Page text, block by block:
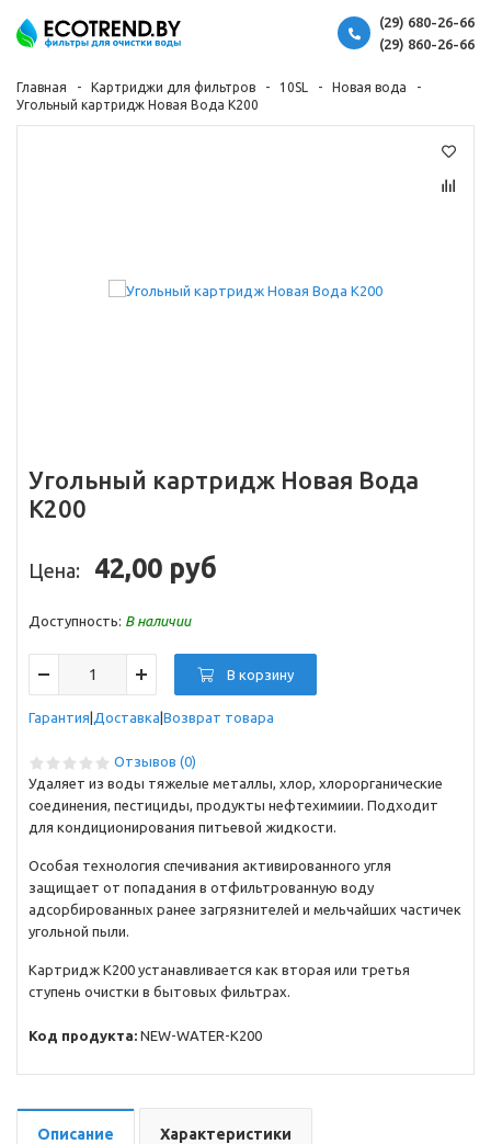
(29) 680-26-66
(29) 860-26-66
Главная Картриджи для фильтров 10SL
Новая вода
Угольный картридж Новая Вода К200
Угольный картридж Новая Вода
К200
Цена: 42,00 руб
Доступность: В наличии
В корзину
Гарантия Доставка Возврат товара
Отзывов (0)
Удаляет из воды тяжелые металлы, хлор, хлорорганические
соединения, пестициды, продукты нефтехимиии. Подходит
для кондиционирования питьевой жидкости.
Особая технология спечивания активированного угля
защищает от попадания в отфильтрованную воду
адсорбированных ранее загрязнителей и мельчайших частичек
угольной пыли.
Картридж К200 устанавливается как вторая или третья
ступень очистки в бытовых фильтрах.
Код продукта: NEW-WATER-K200
Описание Характеристики